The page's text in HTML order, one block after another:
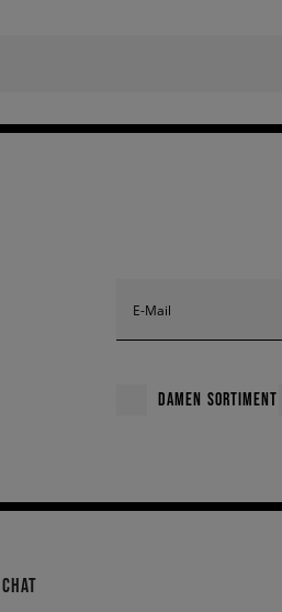
E-Mail
DAMEN SORTIMENT
CHAT